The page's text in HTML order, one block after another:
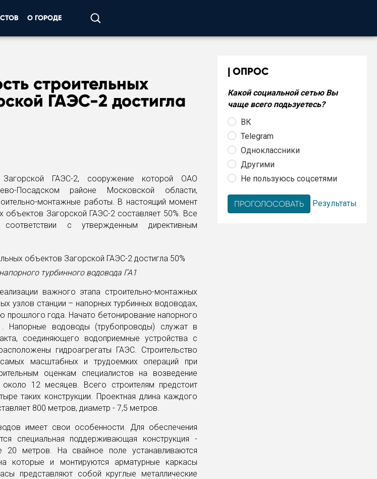
О ГОРОДЕ
строительных
ГАЭС-2 достигла
Загорской ГАЭС-2, сооружение которой ОАО
Посадском районе Московской области,
монтажные работы. В настоящий момент
объектов Загорской ГАЭС-2 составляет 50%. Все
с утвержденным директивным
турбинного водовода ГА1
важного этапа строительно-монтажных
узлов станции – напорных турбинных водоводах,
прошлого года. Начато бетонирование напорного
Напорные водоводы (трубопроводы) служат в
соединяющего водоприемные устройства с
гидроагрегаты ГАЭС. Строительство
масштабных и трудоемких операций при
оценкам специалистов на возведение
12 месяцев. Всего строителям предстоит
таких конструкции. Проектная длина каждого
800 метров, диаметр - 7,5 метров.
имеет свои особенности. Для обеспечения
специальная поддерживающая конструкция -
20 метров. На свайное поле устанавливаются
которые и монтируются арматурные каркасы
представляют собой круглые металлические
ОПРОС
Какой социальной сетью Вы
чаще всего подьзуетесь?
ВК
Telegram
Одноклассники
Другими
Не пользуюсь соцсетями
Результаты